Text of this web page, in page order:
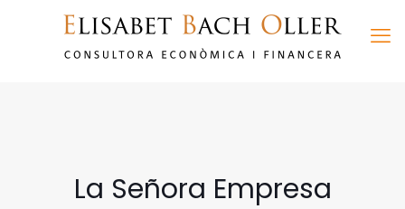
La Señora Empresa